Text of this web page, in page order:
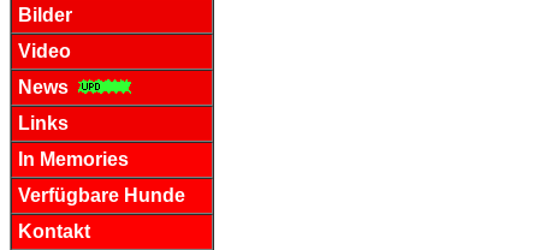
Bilder
Video
News
Links
In Memories
Verfügbare Hunde
Kontakt